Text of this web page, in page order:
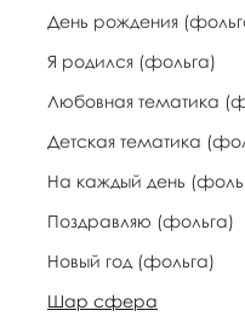
День рождения
Я родился (фольга)
Любовная тематика
Детская тематика
На каждый день
Поздравляю (фольга)
Новый год (фольга)
Шар сфера